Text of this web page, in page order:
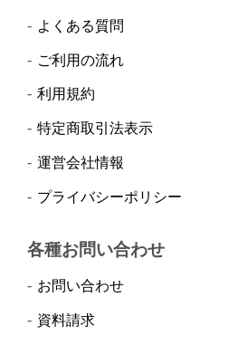
よくある質問
ご利用の流れ
利用規約
特定商取引法表示
運営会社情報
プライバシーポリシー
各種お問い合わせ
お問い合わせ
資料請求